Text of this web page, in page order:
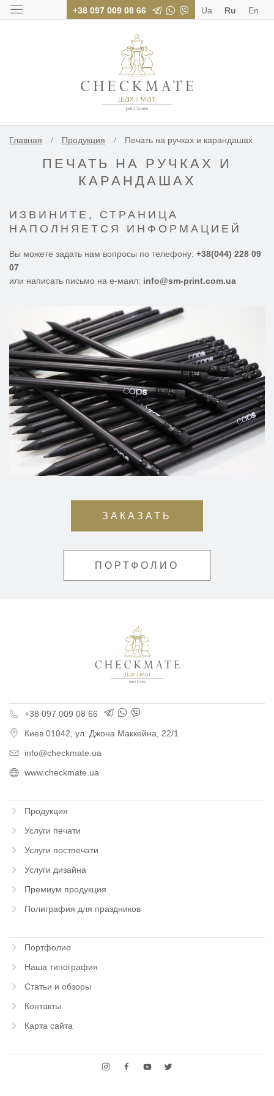
+38 097 009 08 66 Ua Ru En
Главная / Продукция / Печать на ручках и карандашах
ПЕЧАТЬ НА РУЧКАХ И
КАРАНДАШАХ
ИЗВИНИТЕ, СТРАНИЦА
НАПОЛНЯЕТСЯ ИНФОРМАЦИЕЙ
Вы можете задать нам вопросы по телефону: +38(044) 228 09
07
или написать письмо на е-маил: info@sm-print.com.ua
ЗАКАЗАТЬ
ПОРТФОЛИО
+38 097 009 08 66
Киев 01042, ул. Джона Маккейна, 22/1
info@checkmate.ua
www.checkmate.ua
Продукция
Услуги печати
Услуги постпечати
Услуги дизайна
Премиум продукция
Полиграфия для праздников
Портфолио
Наша типография
Статьи и обзоры
Контакты
Карта сайта